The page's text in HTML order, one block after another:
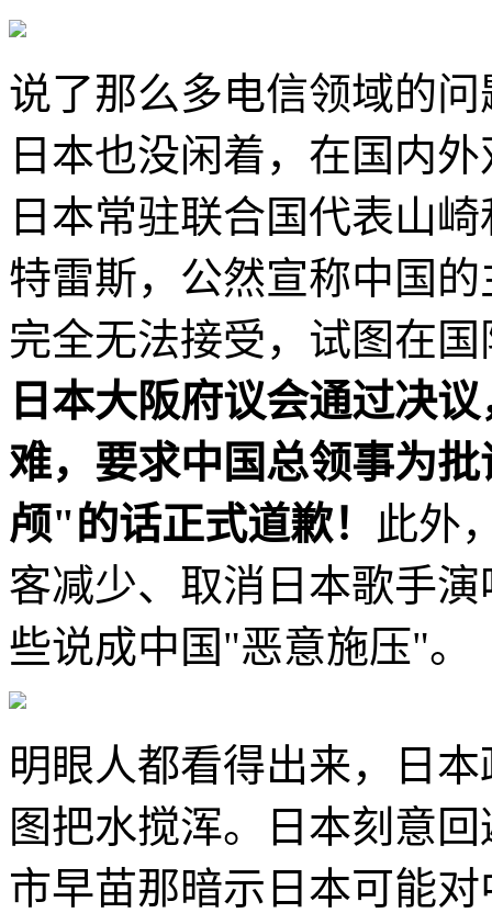
说了那么多电信领域的
日本也没闲着，在国内
日本常驻联合国代表山
特雷斯，公然宣称中国
完全无法接受，试图在
日本大阪府议会通过决
难，要求中国总领事为
颅"的话正式道歉！ 此外
客减少、取消日本歌手
些说成中国"恶意施压"。
明眼人都看得出来，日
图把水搅浑。日本刻意
市早苗那暗示日本可能